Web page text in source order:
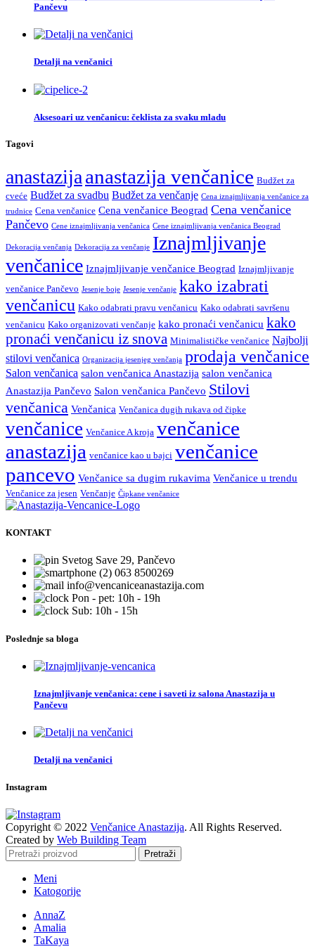
Pančevu
Detalji na venčanici
Aksesoari uz venčanicu: čeklista za svaku mladu
Tagovi
anastazijaanastazija venčanice Budžet za
cveće Budžet za svadbu Budžet za venčanje Cena iznajmljivanja venčanice za
trudnice Cena venčanice Cena venčanice Beograd Cena venčanice
Pančevo Cene iznajmljivanja venčanica Cene iznajmljivanja venčanica Beograd
Dekoracija venčanja Dekoracija za venčanje Iznajmljivanje
venčanice Iznajmljivanje venčanice Beograd Iznajmljivanje
venčanice Pančevo Jesenje boje Jesenje venčanje kako izabrati
venčanicu Kako odabrati pravu venčanicu Kako odabrati savršenu
venčanicu Kako organizovati venčanje kako pronaći venčanicu kako
pronaći venčanicu iz snova Minimalističke venčanice Najbolji
stilovi venčanica Organizacija jesenjeg venčanja prodaja venčanice
Salon venčanica salon venčanica Anastazija salon venčanica
Anastazija Pančevo Salon venčanica Pančevo Stilovi
venčanica Venčanica Venčanica dugih rukava od čipke
venčanice Venčanice A kroja venčanice
anastazija venčanice kao u bajci venčanice
pancevo Venčanice sa dugim rukavima Venčanice u trendu
Venčanice za jesen Venčanje Čipkane venčanice
KONTAKT
Svetog Save 29, Pančevo
063 8500269
info@vencaniceanastazija.com
Pon - pet: 10h - 19h
Sub: 10h - 15h
Poslednje sa bloga
Iznajmljivanje venčanica: cene i saveti iz salona Anastazija u
Pančevu
Detalji na venčanici
Instagram
Copyright © 2022 Venčanice Anastazija. All Rights Reserved.
Created by Web Building Team
Pretraži
Meni
Katogorije
AnnaZ
Amalia
TaKaya